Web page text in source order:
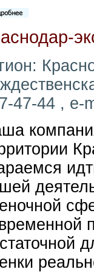
47-44 , e-